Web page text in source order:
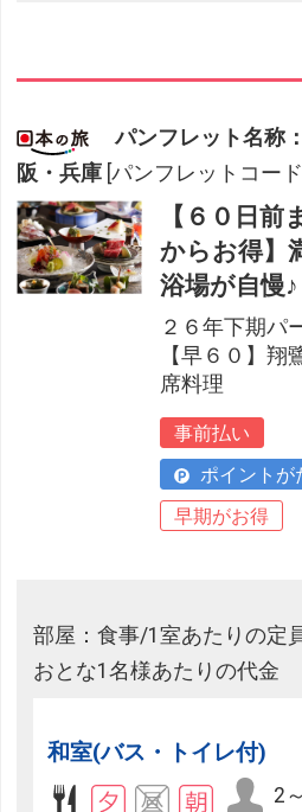
パンフレット名称
阪・兵庫 [パンフレットコー
【６０日
からお得】
浴場が自慢♪
２６年下期パ
【早６０】翔
席料理
事前払い
ポイントが
早期がお得
部屋：食事/1室あたりの定
おとな1名様あたりの代金
和室(バス・トイレ付)
2